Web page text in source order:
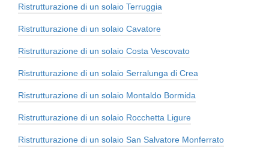
Ristrutturazione di un solaio Terruggia
Ristrutturazione di un solaio Cavatore
Ristrutturazione di un solaio Costa Vescovato
Ristrutturazione di un solaio Serralunga di Crea
Ristrutturazione di un solaio Montaldo Bormida
Ristrutturazione di un solaio Rocchetta Ligure
Ristrutturazione di un solaio San Salvatore Monferrato